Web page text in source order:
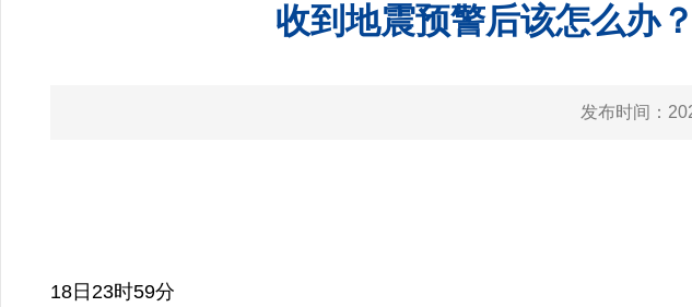
收到地震预警后该怎么办
发布时间：
18日23时59分